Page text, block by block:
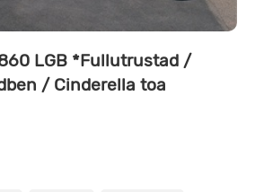
LGB *Fullutrustad /
/ Cinderella toa